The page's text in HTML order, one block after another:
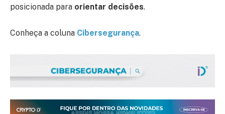
posicionada para orientar decisões.
Conheça a coluna Cibersegurança.